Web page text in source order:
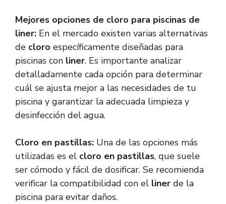
Mejores opciones de cloro para piscinas de
liner: En el mercado existen varias alternativas
de cloro específicamente diseñadas para
piscinas con liner. Es importante analizar
detalladamente cada opción para determinar
cuál se ajusta mejor a las necesidades de tu
piscina y garantizar la adecuada limpieza y
desinfección del agua.
Cloro en pastillas: Una de las opciones más
utilizadas es el cloro en pastillas, que suele
ser cómodo y fácil de dosificar. Se recomienda
verificar la compatibilidad con el liner de la
piscina para evitar daños.